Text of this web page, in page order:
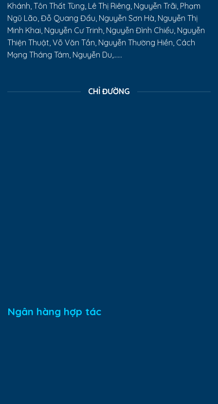
Khánh, Tôn Thất Tùng, Lê Thị Riêng, Nguyễn Trãi, Phạm
Ngũ Lão, Đỗ Quang Đẩu, Nguyễn Sơn Hà, Nguyễn Thị
Minh Khai, Nguyễn Cư Trinh, Nguyễn Đình Chiểu, Nguyễn
Thiện Thuật, Võ Văn Tần, Nguyễn Thường Hiền, Cách
Mạng Tháng Tám, Nguyễn Du,......
CHỈ ĐƯỜNG
Ngân hàng hợp tác